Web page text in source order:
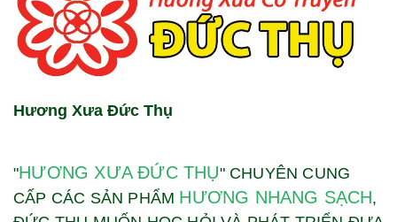
Hương Xưa Đức Thụ
"HƯƠNG XƯA ĐỨC THỤ" CHUYÊN CUNG
CẤP CÁC SẢN PHẨM HƯƠNG NHANG SẠCH,